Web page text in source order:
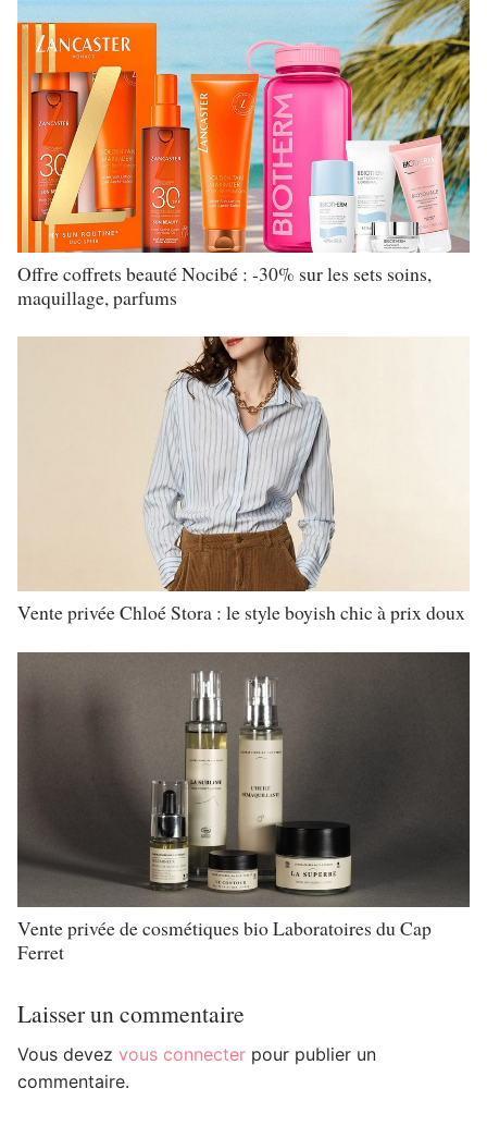
Offre coffrets beauté Nocibé : -30% sur les sets soins,
maquillage, parfums
Vente privée Chloé Stora : le style boyish chic à prix doux
Vente privée de cosmétiques bio Laboratoires du Cap
Ferret
Laisser un commentaire
Vous devez vous connecter pour publier un
commentaire.